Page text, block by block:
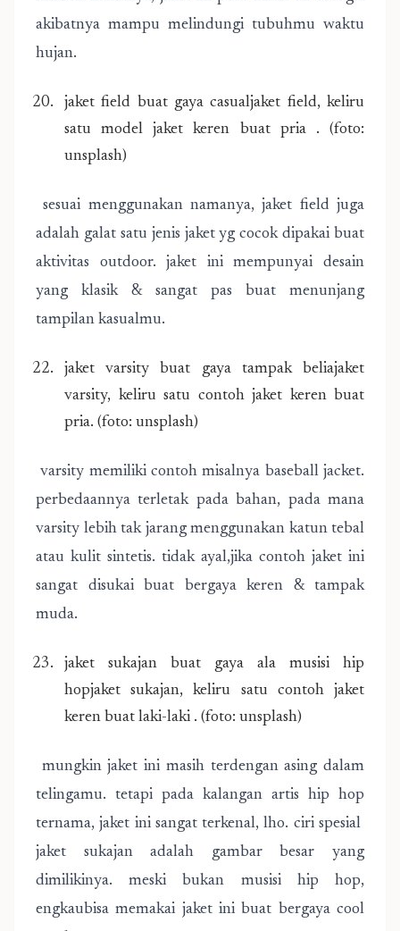
akibatnya mampu melindungi tubuhmu waktu
hujan.
jaket field buat gaya casualjaket field, keliru
satu model jaket keren buat pria . (foto:
unsplash)
sesuai menggunakan namanya, jaket field juga
adalah galat satu jenis jaket yg cocok dipakai buat
aktivitas outdoor. jaket ini mempunyai desain
yang klasik & sangat pas buat menunjang
tampilan kasualmu.
jaket varsity buat gaya tampak beliajaket
varsity, keliru satu contoh jaket keren buat
pria. (foto: unsplash)
varsity memiliki contoh misalnya baseball jacket.
perbedaannya terletak pada bahan, pada mana
varsity lebih tak jarang menggunakan katun tebal
atau kulit sintetis. tidak ayal,jika contoh jaket ini
sangat disukai buat bergaya keren & tampak
muda.
jaket sukajan buat gaya ala musisi hip
hopjaket sukajan, keliru satu contoh jaket
keren buat laki-laki . (foto: unsplash)
mungkin jaket ini masih terdengan asing dalam
telingamu. tetapi pada kalangan artis hip hop
ternama, jaket ini sangat terkenal, lho. ciri spesial
jaket sukajan adalah gambar besar yang
dimilikinya. meski bukan musisi hip hop,
engkaubisa memakai jaket ini buat bergaya cool